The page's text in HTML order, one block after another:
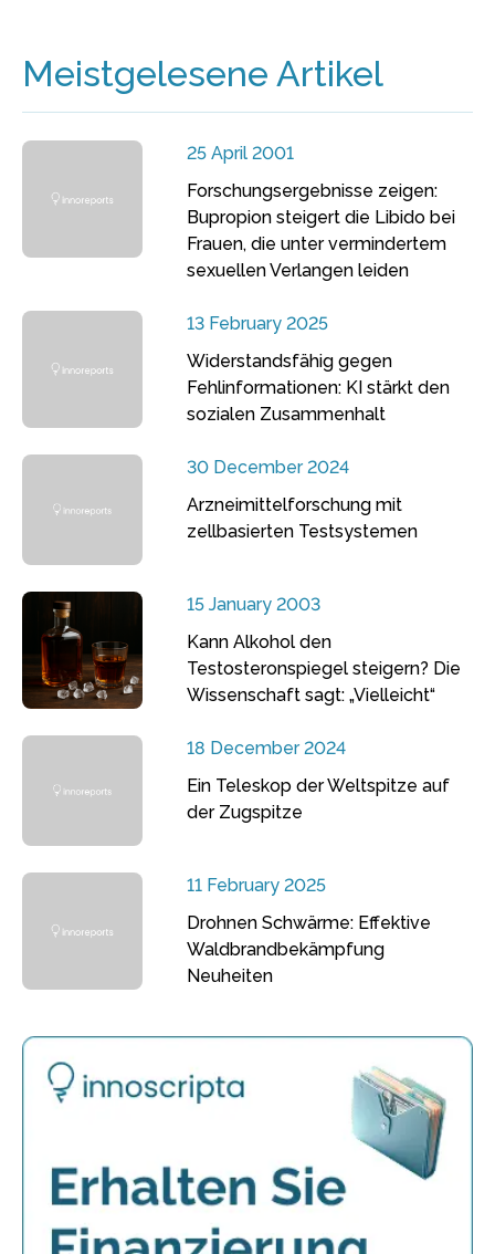
Meistgelesene Artikel
25 April 2001
Forschungsergebnisse zeigen:
Bupropion steigert die Libido bei
Frauen, die unter vermindertem
sexuellen Verlangen leiden
13 February 2025
Widerstandsfähig gegen
Fehlinformationen: KI stärkt den
sozialen Zusammenhalt
30 December 2024
Arzneimittelforschung mit
zellbasierten Testsystemen
15 January 2003
Kann Alkohol den
Testosteronspiegel steigern? Die
Wissenschaft sagt: „Vielleicht“
18 December 2024
Ein Teleskop der Weltspitze auf
der Zugspitze
11 February 2025
Drohnen Schwärme: Effektive
Waldbrandbekämpfung
Neuheiten